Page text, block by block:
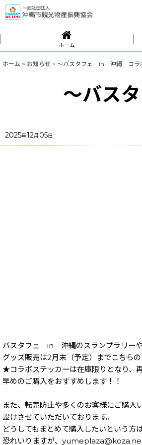
ホーム
ホーム > お知らせ > ～バスタフェ in 沖縄 コラ
～バス
2025年12月 05日
バスタフェ in 沖縄のスランプラリーや
グッズ販売は2月末（予定）までこちら
★コラボステッカーは在庫限りとなり、
早めのご購入をおすすめします！！
また、転売防止や多くのお客様にご購入
設けさせていただいております。
どうしてもまとめて購入したいという方
恐れいりますが、